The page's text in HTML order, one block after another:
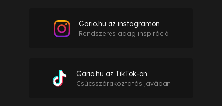
Gario.hu az instagramon
Rendszeres adag inspiráció
Gario.hu az TikTok-on
Csúcsszórakoztatás javában